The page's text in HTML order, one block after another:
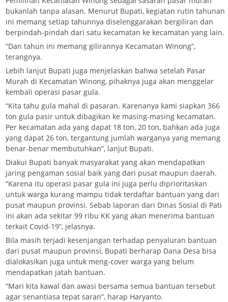
bukanlah tanpa alasan. Menurut Bupati, kegiatan rutin tahunan
ini memang setiap tahunnya diselenggarakan bergiliran dan
berpindah-pindah dari satu kecamatan ke kecamatan yang lain.
“Dan tahun ini memang gilirannya Kecamatan Winong”,
terangnya.
Lebih lanjut Bupati juga menjelaskan bahwa setelah Pasar
Murah di Kecamatan Winong, pihaknya juga akan menggelar
kembali operasi pasar gula.
“Kita tahu gula mahal di pasaran. Karenanya kami siapkan 366
ton gula pasir untuk dibagikan ke masing-masing kecamatan.
Per kecamatan ada yang dapat 18 ton, 20 ton, bahkan ada juga
yang dapat 26 ton, tergantung jumlah warganya yang memang
benar-benar membutuhkan”, lanjut Bupati.
Diakui Bupati banyak masyarakat yang akan mendapatkan
jaring pengaman sosial baik yang dari pusat maupun daerah.
“Karena itu operasi pasar gula ini juga perlu diprioritaskan
untuk warga kurang mampu tidak terdaftar bantuan yang dari
pusat maupun provinsi. Sebab laporan dari Dinas Sosial di Pati
ini akan ada sekitar 99 ribu KK yang akan menerima bantuan
terkait Covid-19”, jelasnya.
Bila masih terjadi kesenjangan terhadap penyaluran bantuan
dari pusat maupun provinsi, Bupati berharap Dana Desa bisa
dialokasikan juga untuk meng-cover warga yang belum
mendapatkan jatah bantuan.
“Mari kita kawal dan awasi bersama semua bantuan tersebut
agar senantiasa tepat saran”, harap Haryanto.